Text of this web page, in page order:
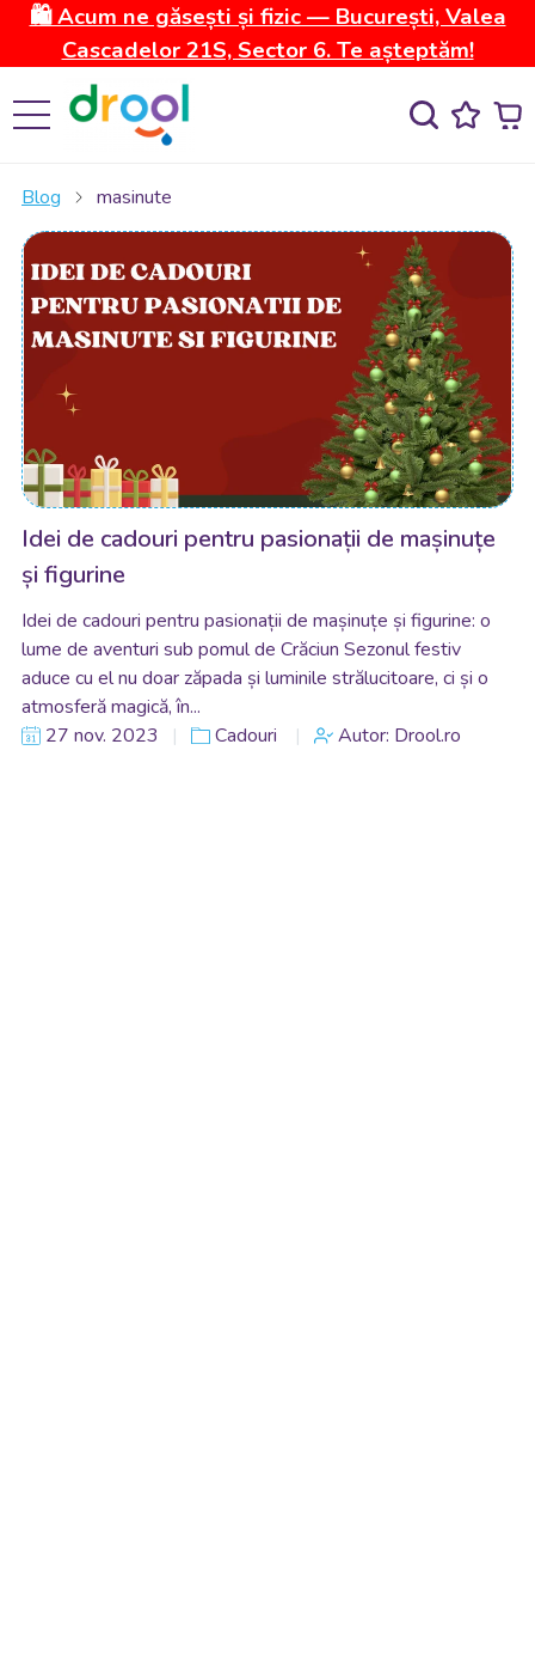
🛍️ Acum ne găsești și fizic — București, Valea
Cascadelor 21S, Sector 6. Te așteptăm!
Blog masinute
Idei de cadouri pentru pasionații de mașinuțe
și figurine
Idei de cadouri pentru pasionații de mașinuțe și figurine: o
lume de aventuri sub pomul de Crăciun Sezonul festiv
aduce cu el nu doar zăpada și luminile strălucitoare, ci și o
atmosferă magică, în...
27 nov. 2023
Cadouri Autor: Drool.ro